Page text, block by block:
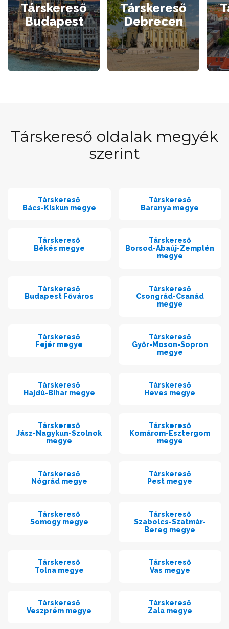
Társkereső
Budapest
Társkereső
Debrecen
Társkereső oldalak megyék
szerint
Társkereső
Bács-Kiskun megye
Társkereső
Baranya megye
Társkereső
Békés megye
Társkereső
Borsod-Abaúj-Zemplén
megye
Társkereső
Budapest Főváros
Társkereső
Csongrád-Csanád
megye
Társkereső
Fejér megye
Társkereső
Győr-Moson-Sopron
megye
Társkereső
Hajdú-Bihar megye
Társkereső
Heves megye
Társkereső
Jász-Nagykun-Szolnok
megye
Társkereső
Komárom-Esztergom
megye
Társkereső
Nógrád megye
Társkereső
Pest megye
Társkereső
Somogy megye
Társkereső
Szabolcs-Szatmár-
Bereg megye
Társkereső
Tolna megye
Társkereső
Vas megye
Társkereső
Veszprém megye
Társkereső
Zala megye